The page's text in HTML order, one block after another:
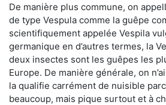
De manière plus commune, on
de type Vespula comme la guêpe
scientifiquement appelée Vespila
germanique en d’autres termes, la
deux insectes sont les guêpes les
Europe. De manière générale, on
la qualifie carrément de nuisible
beaucoup, mais pique surtout et à